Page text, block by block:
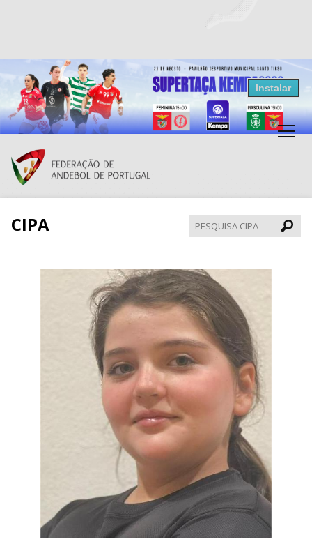
Resultados Andebol
Federação de Andebol de Portugal
Grátis - Disponivel na Play Store
Instalar
CIPA
CIPA